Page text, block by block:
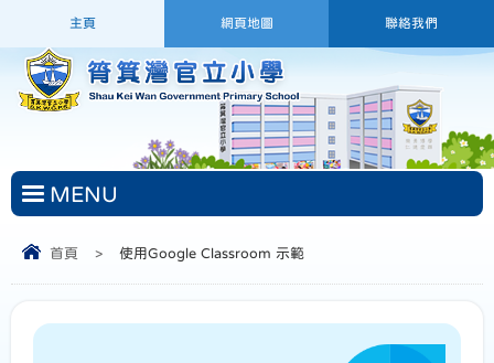
主頁 網頁地圖 聯絡我們
MENU
首頁 > 使用Google Classroom 示範